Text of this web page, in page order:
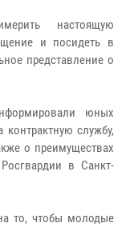
настоящую
и посидеть в
представление о
юных
службу,
о преимуществах
в Санкт-
то, чтобы молодые